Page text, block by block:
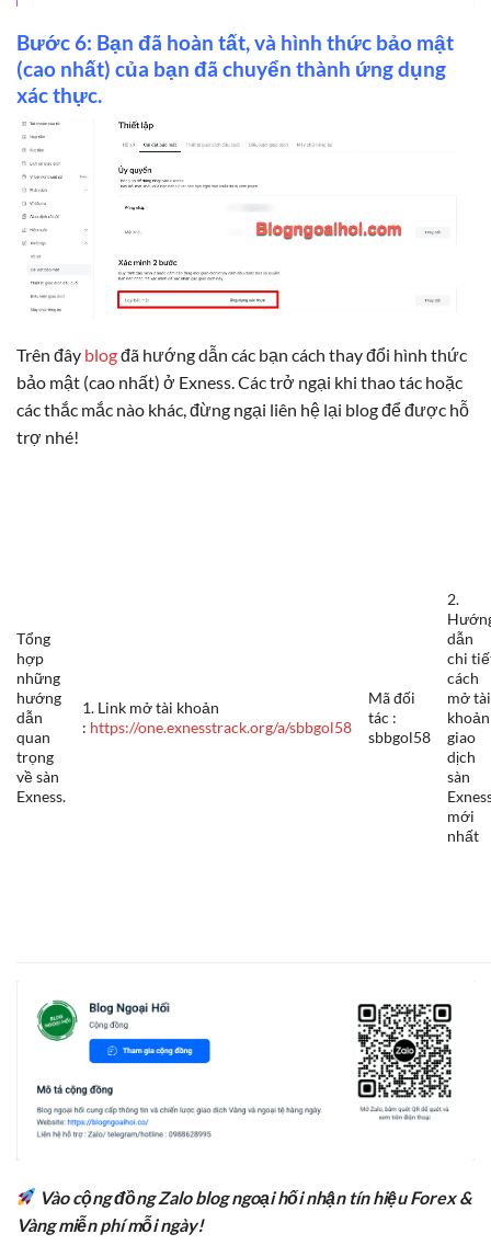
Bước 6: Bạn đã hoàn tất, và hình thức bảo mật
(cao nhất) của bạn đã chuyển thành ứng dụng
xác thực.
Trên đây blogđã hướng dẫn các bạn cách thay đổi hình thức
bảo mật (cao nhất) ở Exness. Các trở ngại khi thao tác hoặc
các thắc mắc nào khác, đừng ngại liên hệ lại blog để được hỗ
trợ nhé!
Tổng
hợp
những
hướng
dẫn
quan
trọng
về sàn
Exness.
1. Link mở tài khoản
: https://one.exnesstrack.org/a/sbbgol58
Mã đối
tác :
sbbgol58
2.
dẫn
chi
cách
mở tài
khoản
giao
dịch
sàn
mới
nhất
Vào cộng đồng Zalo blog ngoại hối nhận tín hiệu Forex &
Vàng miễn phí mỗi ngày!